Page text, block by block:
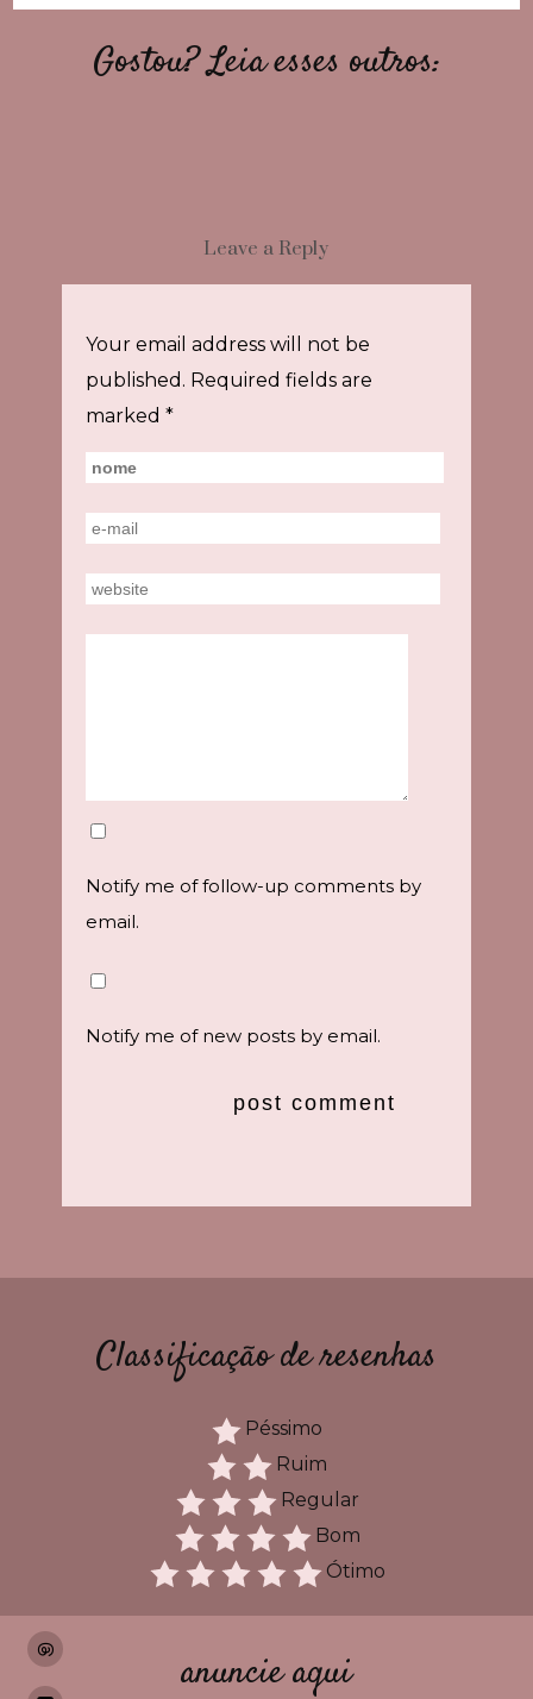
Gostou? Leia esses outros:
Leave a Reply
Your email address will not be
published. Required fields are
marked *
Notify me of follow-up comments by
email.
Notify me of new posts by email.
Classificação de resenhas
Péssimo
Ruim
Regular
Bom
Ótimo
anuncie aqui